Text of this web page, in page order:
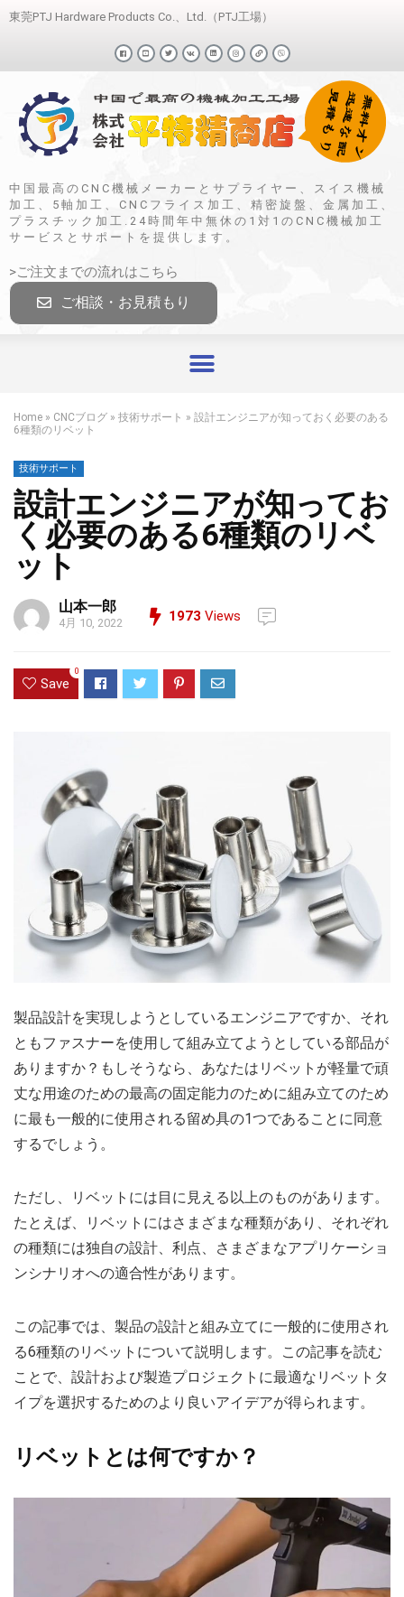
東莞PTJ Hardware Products Co.、Ltd.（PTJ工場）
中国最高のCNC機械メーカーとサプライヤー、スイス機械
加工、5軸加工、CNCフライス加工、精密旋盤、金属加工、
プラスチック加工.24時間年中無休の1対1のCNC機械加工
サービスとサポートを提供します。
>ご注文までの流れはこちら
ご相談・お見積もり
Home » CNCブログ » 技術サポート » 設計エンジニアが知っておく必要のある
6種類のリベット
技術サポート
設計エンジニアが知ってお
く必要のある6種類のリベ
ット
山本一郎
4月 10, 2022 1973 Views
Save
0
製品設計を実現しようとしているエンジニアですか、それ
ともファスナーを使用して組み立てようとしている部品が
ありますか？もしそうなら、あなたはリベットが軽量で頑
丈な用途のための最高の固定能力のために組み立てのため
に最も一般的に使用される留め具の1つであることに同意
するでしょう。
ただし、リベットには目に見える以上のものがあります。
たとえば、リベットにはさまざまな種類があり、それぞれ
の種類には独自の設計、利点、さまざまなアプリケーショ
ンシナリオへの適合性があります。
この記事では、製品の設計と組み立てに一般的に使用され
る6種類のリベットについて説明します。この記事を読む
ことで、設計および製造プロジェクトに最適なリベットタ
イプを選択するためのより良いアイデアが得られます。
リベットとは何ですか？